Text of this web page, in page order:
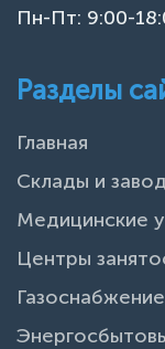
Пн-Пт: 9:00-
Разделы
Главная
Склады и
Медицинские
Центры